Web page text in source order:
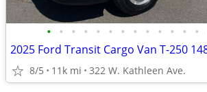
• • • • • • • • • • • • •
8/5 11k mi 322 W. Kathleen Ave.